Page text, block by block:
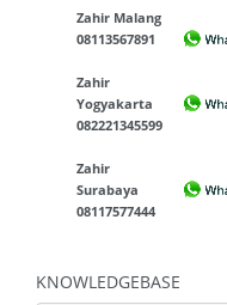
Zahir Malang
08113567891
Zahir
Yogyakarta
082221345599
Zahir
Surabaya
08117577444
KNOWLEDGEBASE